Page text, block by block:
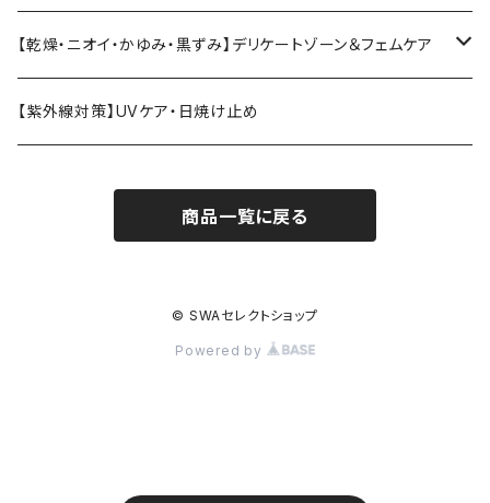
ブラシ
バスソルト
エラスチン
エクソソームドリンク
【乾燥・ニオイ・かゆみ・黒ずみ】デリケートゾーン＆フェムケア
デリケートゾーン・フェムケア
温活・身体ケア
【紫外線対策】UVケア・日焼け止め
商品一覧に戻る
© SWAセレクトショップ
Powered by